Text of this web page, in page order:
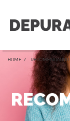
HOME / RECOMENDADOR